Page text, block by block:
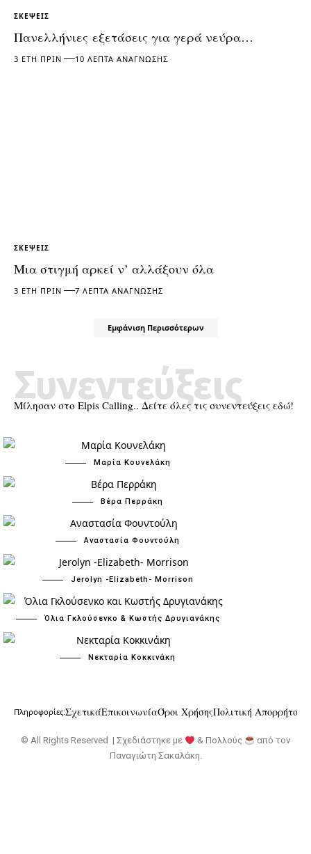
ΣΚΈΨΕΙΣ
Πανελλήνιες εξετάσεις για γερά νεύρα…
3 ΈΤΗ ΠΡΙΝ 10 ΛΕΠΤΆ ΑΝΆΓΝΩΣΗΣ
ΣΚΈΨΕΙΣ
Μια στιγμή αρκεί ν’ αλλάξουν όλα
3 ΈΤΗ ΠΡΙΝ 7 ΛΕΠΤΆ ΑΝΆΓΝΩΣΗΣ
Εμφάνιση Περισσότερων
Μίλησαν στο Elpis Calling.. Δείτε όλες τις συνεντεύξεις εδώ!
Συνεντεύξεις
Μαρία Κουνελάκη
Βέρα Περράκη
Αναστασία Φουντούλη
Jerolyn -Elizabeth- Morrison
Όλια Γκλούσενκο & Κωστής Δρυγιανάκης
Νεκταρία Κοκκινάκη
Πληροφορίες:ΣχετικάΕπικοινωνίαΌροι ΧρήσηςΠολιτική Απορρήτου
© All Rights Reserved | Σχεδιάστηκε με & Πολλούς
από τον
Παναγιώτη Σακαλάκη.